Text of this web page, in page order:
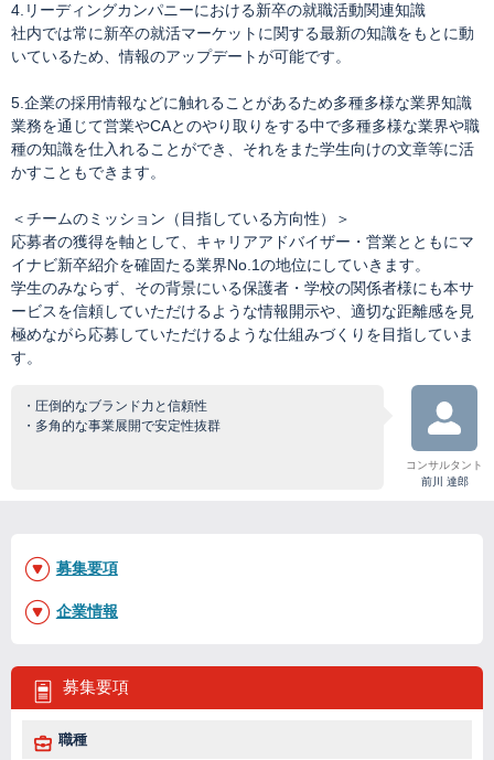
4.リーディングカンパニーにおける新卒の就職活動関連知識
社内では常に新卒の就活マーケットに関する最新の知識をもとに動
いているため、情報のアップデートが可能です。
5.企業の採用情報などに触れることがあるため多種多様な業界知識
業務を通じて営業やCAとのやり取りをする中で多種多様な業界や職
種の知識を仕入れることができ、それをまた学生向けの文章等に活
かすこともできます。
＜チームのミッション（目指している方向性）＞
応募者の獲得を軸として、キャリアアドバイザー・営業とともにマ
イナビ新卒紹介を確固たる業界No.1の地位にしていきます。
学生のみならず、その背景にいる保護者・学校の関係者様にも本サ
ービスを信頼していただけるような情報開示や、適切な距離感を見
極めながら応募していただけるような仕組みづくりを目指していま
す。
・圧倒的なブランド力と信頼性
・多角的な事業展開で安定性抜群
コンサルタント
前川 達郎
募集要項
職種
募集要項
企業情報